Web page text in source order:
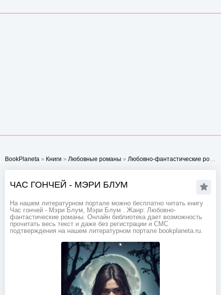
BookPlaneta » Книги » Любовные романы » Любовно-фантастические романы
ЧАС ГОНЧЕЙ - МЭРИ БЛУМ
На нашем литературном портале можно бесплатно читать книгу
Час гончей - Мэри Блум, Мэри Блум . Жанр: Любовно-
фантастические романы. Онлайн библиотека дает возможность
прочитать весь текст и даже без регистрации и СМС
подтверждения на нашем литературном портале bookplaneta.ru.